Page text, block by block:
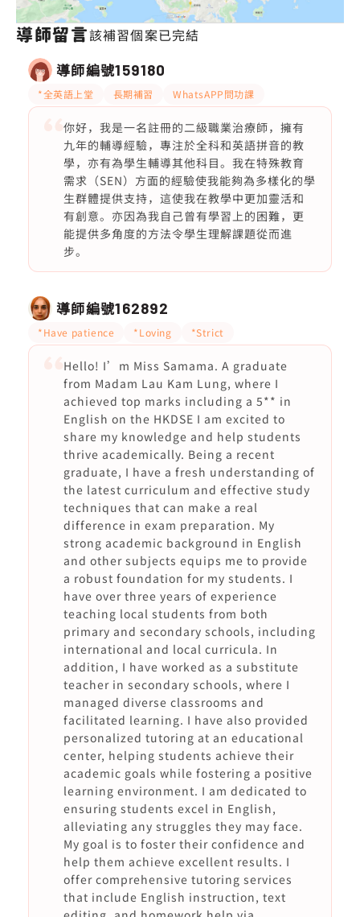
導師留言該補習個案已完結
導師編號159180
*全英語上堂 長期補習 WhatsAPP問功課
你好，我是一名註冊的二級職業治療師，擁有
九年的輔導經驗，專注於全科和英語拼音的教
學，亦有為學生輔導其他科目。我在特殊教育
需求（SEN）方面的經驗使我能夠為多樣化的學
生群體提供支持，這使我在教學中更加靈活和
有創意。亦因為我自己曾有學習上的困難，更
能提供多角度的方法令學生理解課題從而進
步。
導師編號162892
*Have patience *Loving *Strict
Hello! I’m Miss Samama. A graduate
from Madam Lau Kam Lung, where I
achieved top marks including a 5** in
English on the HKDSE I am excited to
share my knowledge and help students
thrive academically. Being a recent
graduate, I have a fresh understanding of
the latest curriculum and effective study
techniques that can make a real
difference in exam preparation. My
strong academic background in English
and other subjects equips me to provide
a robust foundation for my students. I
have over three years of experience
teaching local students from both
primary and secondary schools, including
international and local curricula. In
addition, I have worked as a substitute
teacher in secondary schools, where I
managed diverse classrooms and
facilitated learning. I have also provided
personalized tutoring at an educational
center, helping students achieve their
academic goals while fostering a positive
learning environment. I am dedicated to
ensuring students excel in English,
alleviating any struggles they may face.
My goal is to foster their confidence and
help them achieve excellent results. I
offer comprehensive tutoring services
that include English instruction, text